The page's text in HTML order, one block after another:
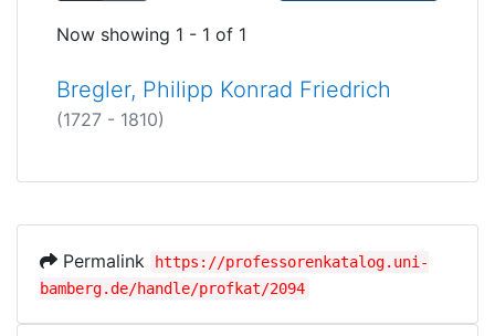
Now showing 1 - 1 of 1
Bregler, Philipp Konrad Friedrich
(1727 - 1810)
Permalink
https://professorenkatalog.uni-
bamberg.de/handle/profkat/2094